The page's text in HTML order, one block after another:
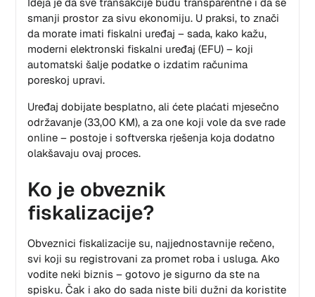
smanji prostor za sivu ekonomiju. U praksi, to znači
da morate imati fiskalni uređaj – sada, kako kažu,
moderni elektronski fiskalni uređaj (EFU) – koji
automatski šalje podatke o izdatim računima
poreskoj upravi.
Uređaj dobijate besplatno, ali ćete plaćati mjesečno
održavanje (33,00 KM), a za one koji vole da sve rade
online – postoje i softverska rješenja koja dodatno
olakšavaju ovaj proces.
Ko je obveznik
fiskalizacije?
Obveznici fiskalizacije su, najjednostavnije rečeno,
svi koji su registrovani za promet roba i usluga. Ako
vodite neki biznis – gotovo je sigurno da ste na
spisku. Čak i ako do sada niste bili dužni da koristite